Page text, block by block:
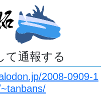
て通報する
2008-0909-1